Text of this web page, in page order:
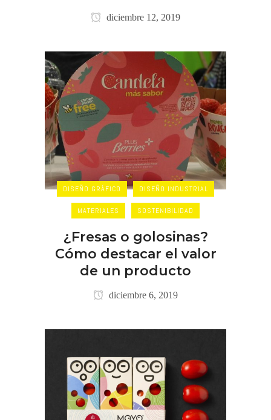
diciembre 12, 2019
DISEÑO GRÁFICO DISEÑO INDUSTRIAL
MATERIALES SOSTENIBILIDAD
¿Fresas o golosinas?
Cómo destacar el valor
de un producto
diciembre 6, 2019